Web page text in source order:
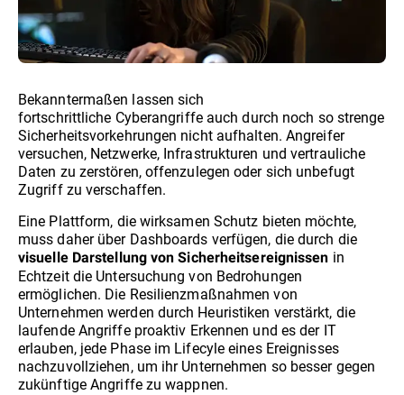
Bekanntermaßen lassen sich
fortschrittliche Cyberangriffe auch durch noch so strenge
Sicherheitsvorkehrungen nicht aufhalten. Angreifer
versuchen, Netzwerke, Infrastrukturen und vertrauliche
Daten zu zerstören, offenzulegen oder sich unbefugt
Zugriff zu verschaffen.
Eine Plattform, die wirksamen Schutz bieten möchte,
muss daher über Dashboards verfügen, die durch die
visuelle Darstellung von Sicherheitsereignissen in
Echtzeit die Untersuchung von Bedrohungen
ermöglichen. Die Resilienzmaßnahmen von
Unternehmen werden durch Heuristiken verstärkt, die
laufende Angriffe proaktiv Erkennen und es der IT
erlauben, jede Phase im Lifecyle eines Ereignisses
nachzuvollziehen, um ihr Unternehmen so besser gegen
zukünftige Angriffe zu wappnen.